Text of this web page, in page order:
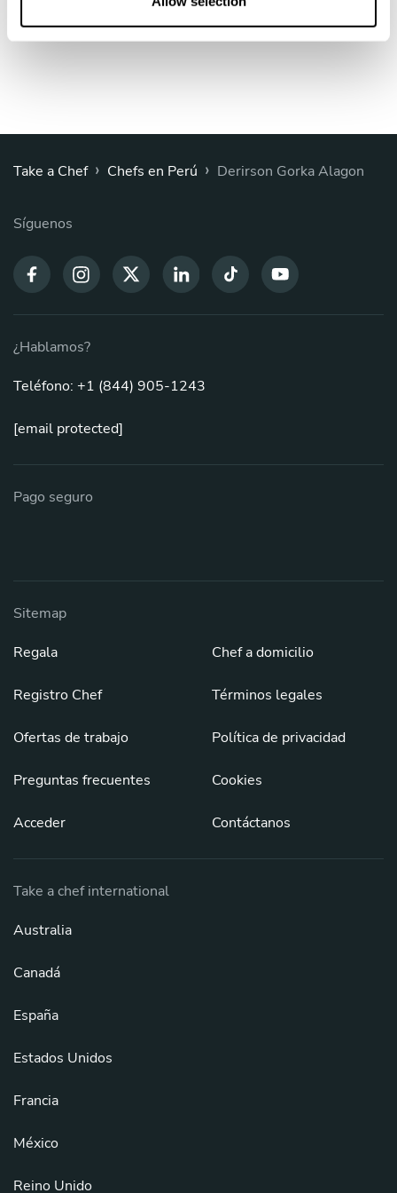
Reservar al Chef Derirson Gorka
Take a Chef › Chefs en Perú › Derirson Gorka Alagon
Síguenos
¿Hablamos?
Teléfono: +1 (844) 905-1243
[email protected]
Pago seguro
Sitemap
Regala
Registro Chef
Ofertas de trabajo
Preguntas frecuentes
Acceder
Chef a domicilio
Términos legales
Política de privacidad
Cookies
Contáctanos
Take a chef international
Australia
Canadá
España
Estados Unidos
Francia
México
Reino Unido